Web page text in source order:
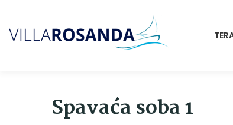
sadržaj
Spavaća soba 1